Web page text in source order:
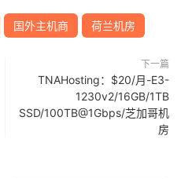
国外主机商 荷兰机房
下一篇
TNAHosting：$20/月-E3-
1230v2/16GB/1TB
SSD/100TB@1Gbps/芝加哥机
房